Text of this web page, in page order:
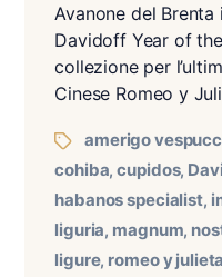
Avanone del
Davidoff Year of
collezione per
Cinese Romeo y
amerigo
cohiba,cupidos,
habanos specialist,
liguria, magnum,
ligure, romeo y julieta